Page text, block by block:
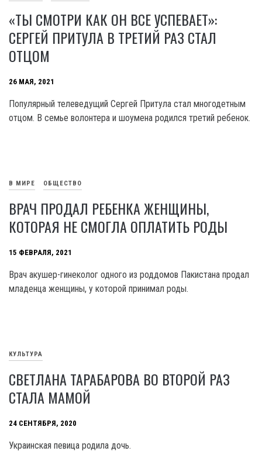
«ТЫ СМОТРИ КАК ОН ВСЕ УСПЕВАЕТ»:
СЕРГЕЙ ПРИТУЛА В ТРЕТИЙ РАЗ СТАЛ
ОТЦОМ
26 МАЯ, 2021
Популярный телеведущий Сергей Притула стал многодетным
отцом. В семье волонтера и шоумена родился третий ребенок.
В МИРЕ ОБЩЕСТВО
ВРАЧ ПРОДАЛ РЕБЕНКА ЖЕНЩИНЫ,
КОТОРАЯ НЕ СМОГЛА ОПЛАТИТЬ РОДЫ
15 ФЕВРАЛЯ, 2021
Врач акушер-гинеколог одного из роддомов Пакистана продал
младенца женщины, у которой принимал роды.
КУЛЬТУРА
СВЕТЛАНА ТАРАБАРОВА ВО ВТОРОЙ РАЗ
СТАЛА МАМОЙ
24 СЕНТЯБРЯ, 2020
Украинская певица родила дочь.